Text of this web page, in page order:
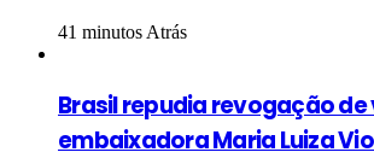
41 minutos Atrás
Brasil repudia revogação
embaixadora Maria Luiza